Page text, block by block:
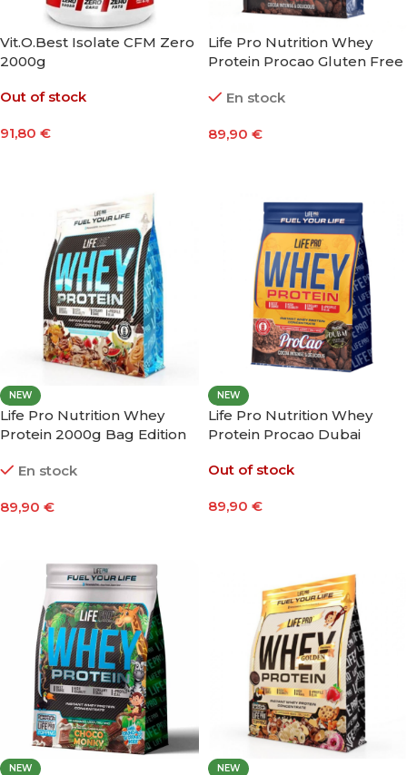
Vit.O.Best Isolate CFM Zero
2000g
Out of stock
91,80 €
Life Pro Nutrition Whey
Protein Procao Gluten Free
En stock
89,90 €
NEW
Life Pro Nutrition Whey
Protein 2000g Bag Edition
En stock
89,90 €
NEW
Life Pro Nutrition Whey
Protein Procao Dubai
Out of stock
89,90 €
NEW NEW